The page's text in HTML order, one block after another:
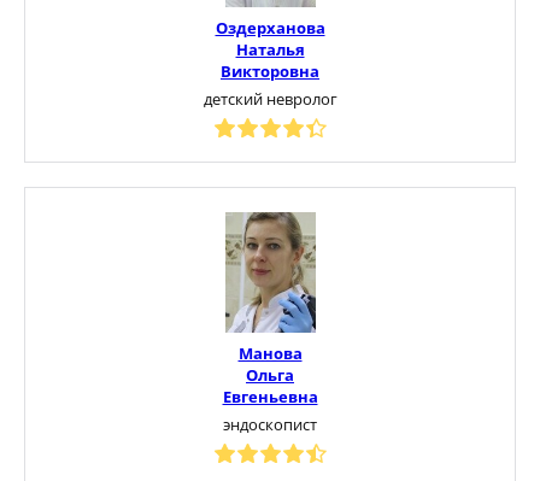
Оздерханова
Наталья
Викторовна
детский невролог
Манова
Ольга
Евгеньевна
эндоскопист